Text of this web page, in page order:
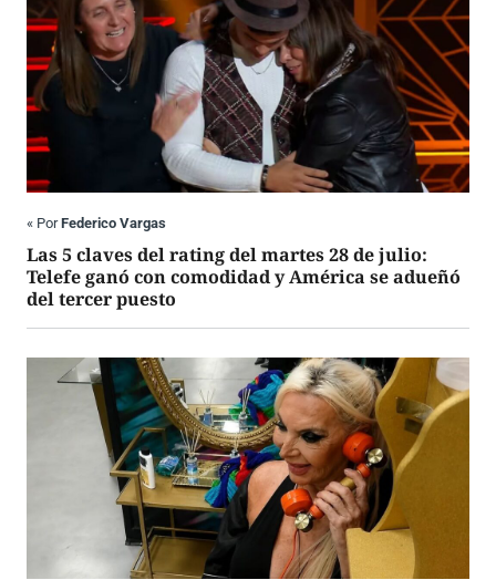
« PorFederico Vargas
Las 5 claves del rating del martes 28 de julio:
Telefe ganó con comodidad y América se adueñó
del tercer puesto